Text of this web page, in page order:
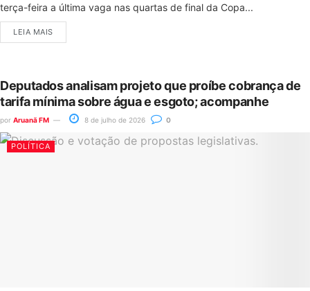
terça-feira a última vaga nas quartas de final da Copa...
LEIA MAIS
Deputados analisam projeto que proíbe cobrança de
tarifa mínima sobre água e esgoto; acompanhe
por Aruanã FM 8 de julho de 2026 0
POLÍTICA